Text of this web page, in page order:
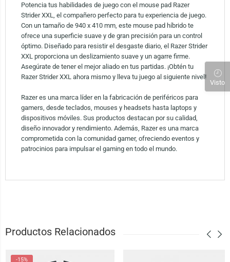
Potencia tus habilidades de juego con el mouse pad Razer
Strider XXL, el compañero perfecto para tu experiencia de juego.
Con un tamaño de 940 x 410 mm, este mouse pad híbrido te
ofrece una superficie suave y de gran precisión para un control
óptimo. Diseñado para resistir el desgaste diario, el Razer Strider
XXL proporciona un deslizamiento suave y un agarre firme.
Asegúrate de tener el mejor aliado en tus partidas. ¡Obtén tu
Razer Strider XXL ahora mismo y lleva tu juego al siguiente nivel!
Razer es una marca líder en la fabricación de periféricos para
gamers, desde teclados, mouses y headsets hasta laptops y
dispositivos móviles. Sus productos destacan por su calidad,
diseño innovador y rendimiento. Además, Razer es una marca
comprometida con la comunidad gamer, ofreciendo eventos y
patrocinios para impulsar el gaming en todo el mundo.
Productos Relacionados
-15%
Visto